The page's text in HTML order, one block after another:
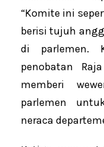
“Komite ini
berisi tujuh
di parlemen.
penobatan
memberi
parlemen
neraca